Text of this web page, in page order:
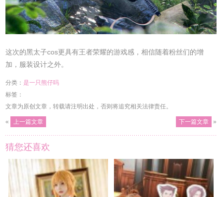
这次的黑太子cos更具有王者荣耀的游戏感，相信随着粉丝们的增
加，服装设计之外。
分类： 是一只熊仔吗
标签：
文章为原创文章，转载请注明出处，否则将追究相关法律责任。
« 上一篇文章 下一篇文章 »
猜您还喜欢